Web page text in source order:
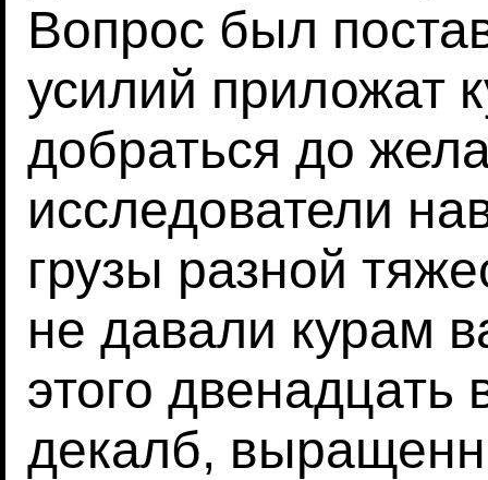
Вопрос был
усилий приложат
добраться до
исследователи
грузы разной
не давали курам
этого
декалб,